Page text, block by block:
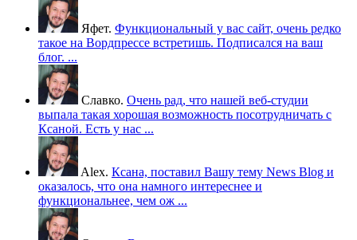
Яфет. Функциональный у вас сайт, очень редко
такое на Вордпрессе встретишь. Подписался на ваш
блог. ...
Славко. Очень рад, что нашей веб-студии
выпала такая хорошая возможность посотрудничать с
Ксаной. Есть у нас ...
Alex. Ксана, поставил Вашу тему News Blog и
оказалось, что она намного интереснее и
функциональнее, чем ож ...